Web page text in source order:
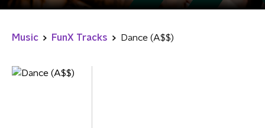
Music FunX Tracks Dance (A$$)